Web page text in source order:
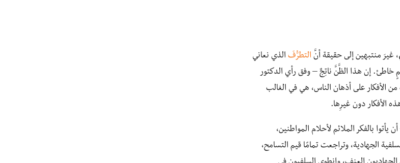
، غيرَ منتبهين إلى حقيقة أنَّ التطرُّفَ الذي نعاني
خاطئ. إن هذا الظَّنَّ ناتِجٌ – وفق رأي الدكتور
الأفكار على أذهان الناس، هي في الغالب
الأفكار دون غيرِها.
بالفكر الملائم لأحلام المواطنين،
الجهادية، وتراجعت تمامًا قيم التسامح،